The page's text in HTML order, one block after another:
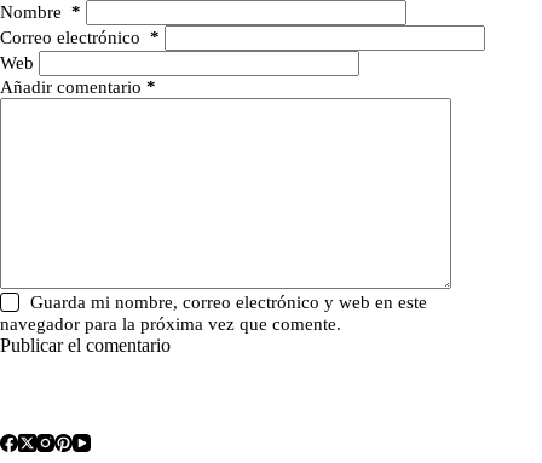
Nombre *
Correo electrónico *
Web
Añadir comentario *
Guarda mi nombre, correo electrónico y web en este
navegador para la próxima vez que comente.
Publicar el comentario